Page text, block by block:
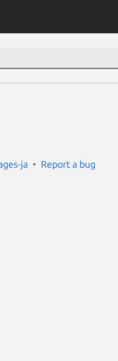
ja Report a bug